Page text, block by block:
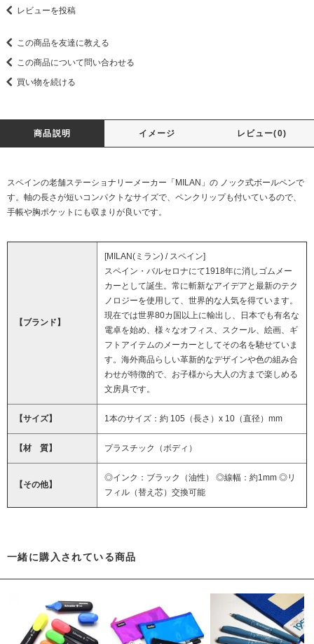
レビューを投稿
この商品を友達に教える
この商品について問い合わせる
買い物を続ける
商品説明 イメージ レビュー(0)
スペインの老舗ステーショナリーメーカー「MILAN」の ノック式ボールペンで
す。軸の長さが短いコンパクトなサイズで、ペンクリップも付いているので、
手帳や胸ポケットにも収まりが良いです。
【ブランド】
[MILAN(ミラン) / スペイン]
スペイン・バルセロナにて1918年に消しゴムメー
カーとして誕生。常に斬新なアイデアと最新のテク
ノロジーを使用して、世界的な人気を得ています。
現在では世界80カ国以上に輸出し、日本でも有名な
電卓を始め、様々なオフィス、スクール、絵画、ギ
フトアイテムのメーカーとしてその名を馳せていま
す。海外商品らしい革新的なデザインや色の組み合
わせが特徴的で、お子様から大人の方まで楽しめる
文房具です。
【サイズ】 1本のサイズ：約 105（長さ）x 10（直径）mm
【材 質】 プラスチック（ボディ）
【その他】
◎インク：ブラック（油性） ◎線幅：約1mm ◎リ
フィル（替え芯）交換可能
一緒に購入されている商品